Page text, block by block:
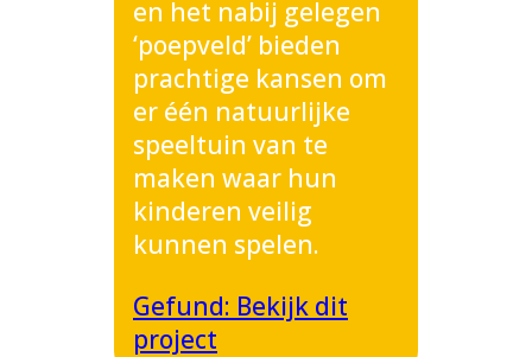
en het nabij gelegen
‘poepveld’ bieden
prachtige kansen om
er één natuurlijke
speeltuin van te
maken waar hun
kinderen veilig
kunnen spelen.
Gefund: Bekijk dit
project